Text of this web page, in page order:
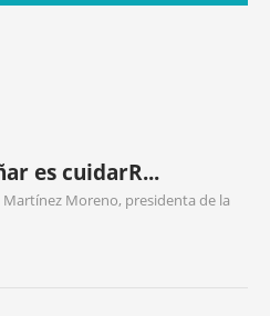
es cuidarR...
Martínez Moreno, presidenta de la